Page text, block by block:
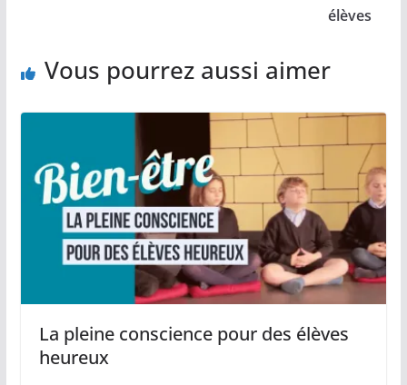
élèves
Vous pourrez aussi aimer
La pleine conscience pour des élèves
heureux